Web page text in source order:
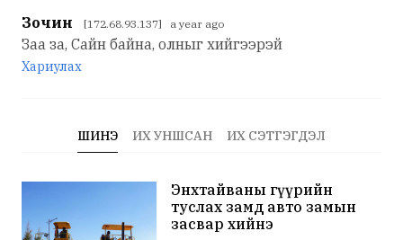
Зочин [172.68.93.137] a year ago
Заа за, Сайн байна, олныг хийгээрэй
Хариулах
ШИНЭ ИХ УНШСАН ИХ СЭТГЭГДЭЛ
Энхтайваны гүүрийн
туслах замд авто замын
засвар хийнэ